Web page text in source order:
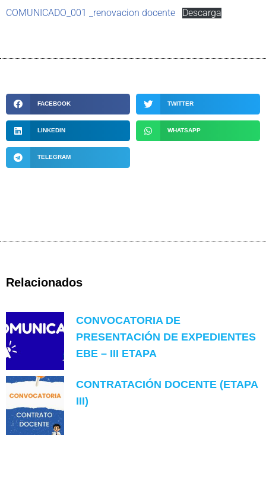
COMUNICADO_001 _renovacion docente Descarga
FACEBOOK TWITTER
LINKEDIN WHATSAPP
TELEGRAM
Relacionados
CONVOCATORIA DE
PRESENTACIÓN DE EXPEDIENTES
EBE – III ETAPA
CONTRATACIÓN DOCENTE (ETAPA
III)